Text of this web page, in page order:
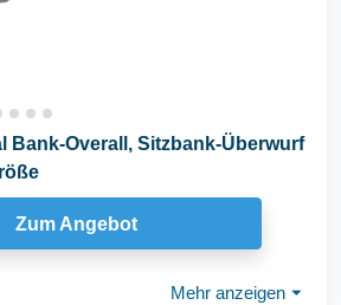
Bank-Overall, Sitzbank-Überwurf
Zum Angebot
Mehr anzeigen ⏷